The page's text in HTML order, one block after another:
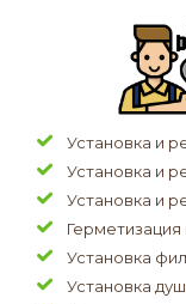
Установка и
Установка и
Установка и
Установка
Установка